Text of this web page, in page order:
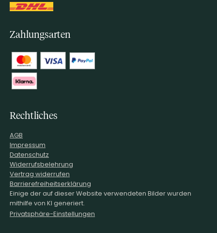
Zahlungsarten
Rechtliches
AGB
Impressum
Datenschutz
Widerrufsbelehrung
Vertrag widerrufen
Barrierefreiheitserklärung
Einige der auf dieser Website verwendeten Bilder wurden
mithilfe von KI generiert.
Privatsphäre-Einstellungen